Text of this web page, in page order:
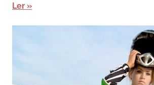
Ler